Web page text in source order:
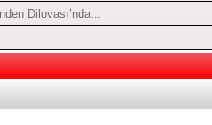
Dilovası’nda...